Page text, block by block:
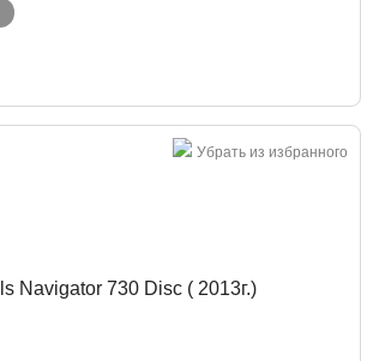
Убрать из избранного